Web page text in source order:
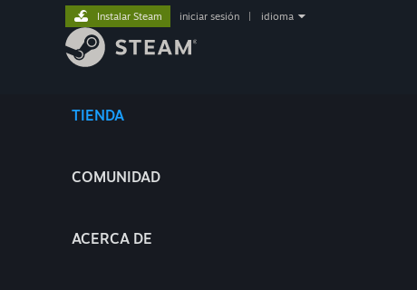
TIENDA
COMUNIDAD
ACERCA DE
Instalar Steam iniciar sesión idioma